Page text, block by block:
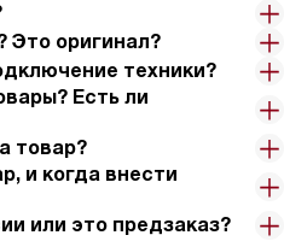
Это оригинал?
техники?
Есть ли
товар?
и когда внести
или это предзаказ?